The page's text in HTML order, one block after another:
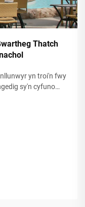
Thatch
yn troi'n fwy
sy'n cyfuno